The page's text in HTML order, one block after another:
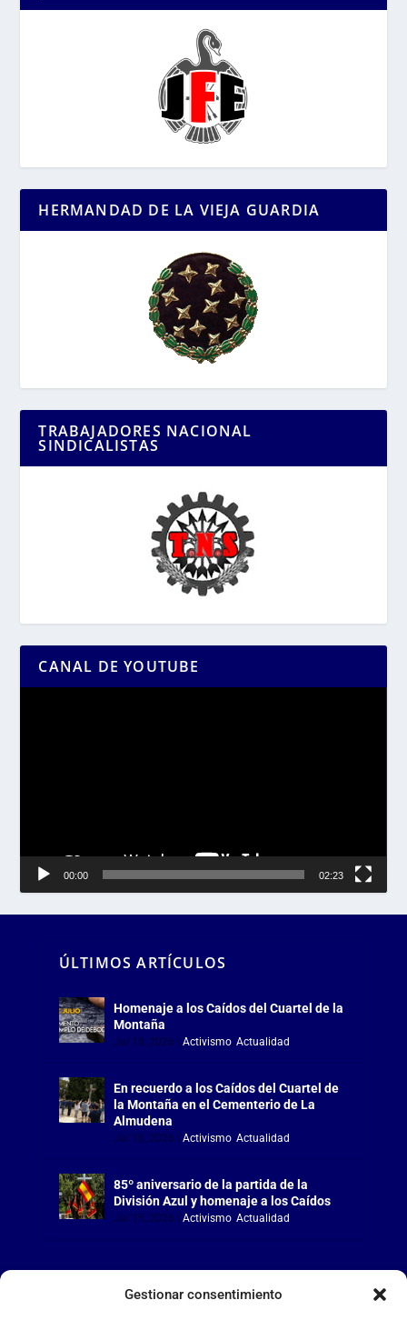
Gestionar consentimiento
HERMANDAD DE LA VIEJA GUARDIA
TRABAJADORES NACIONAL
SINDICALISTAS
CANAL DE YOUTUBE
00:00 02:23
ÚLTIMOS ARTÍCULOS
Homenaje a los Caídos del Cuartel de la
Montaña
Jul 18, 2026 Activismo, Actualidad
En recuerdo a los Caídos del Cuartel de
la Montaña en el Cementerio de La
Almudena
Jul 18, 2026 Activismo, Actualidad
85º aniversario de la partida de la
División Azul y homenaje a los Caídos
Jul 15, 2026 Activismo, Actualidad